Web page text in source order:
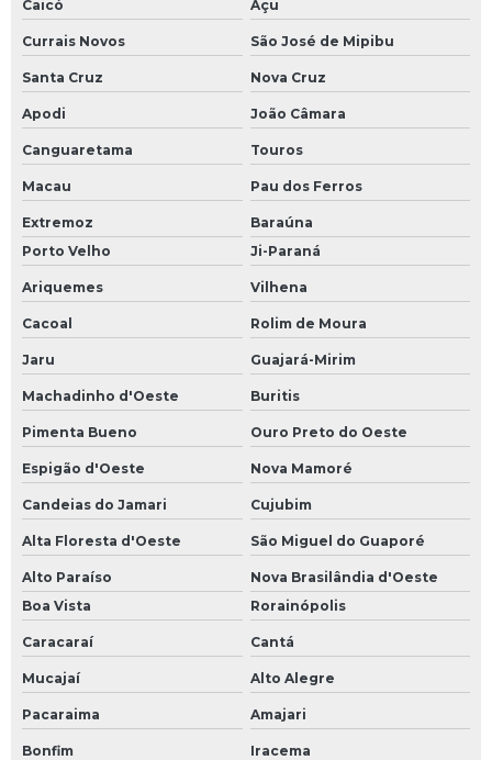
Caicó Açu
Currais Novos São José de Mipibu
Santa Cruz Nova Cruz
Apodi João Câmara
Canguaretama Touros
Macau Pau dos Ferros
Extremoz
Baraúna
Porto Velho
Ji-Paraná
Ariquemes Vilhena
Cacoal Rolim de Moura
Jaru Guajará-Mirim
Machadinho d'Oeste Buritis
Pimenta Bueno Ouro Preto do Oeste
Espigão d'Oeste Nova Mamoré
Candeias do Jamari Cujubim
Alta Floresta d'Oeste São Miguel do Guaporé
Alto Paraíso
Nova Brasilândia d'Oeste
Boa Vista
Rorainópolis
Caracaraí Cantá
Mucajaí Alto Alegre
Pacaraima Amajari
Bonfim Iracema